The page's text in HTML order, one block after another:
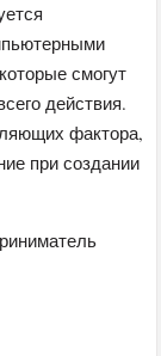
смогут
действия.
фактора,
при создании